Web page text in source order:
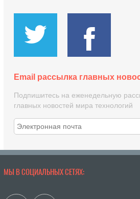
Email рассылка главных
Подпишитесь на еженедельную
главных новостей мира технологий
МЫ В СОЦИАЛЬНЫХ СЕТЯХ: